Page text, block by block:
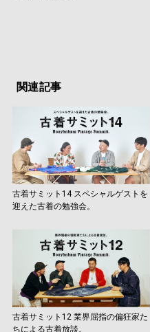
関連記事
古着サミット14 スペシャルゲストを
迎えた古着の勉強会。
古着サミット12 業界屈指の偏狂家た
ちによる古着放談。